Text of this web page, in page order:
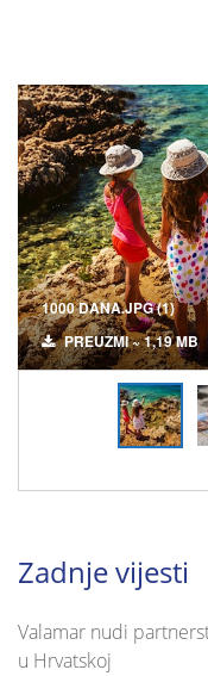
1000 DANA.JPG (1)
PREUZMI ~ 1,19 MB
Zadnje vijesti
Valamar nudi
u Hrvatskoj